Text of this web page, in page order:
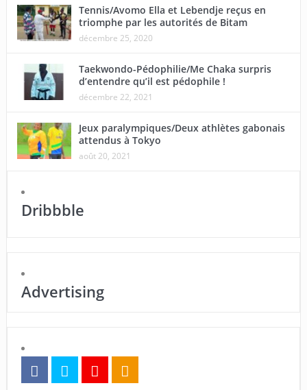
Tennis/Avomo Ella et Lebendje reçus en
triomphe par les autorités de Bitam
décembre 25, 2020
Taekwondo-Pédophilie/Me Chaka surpris
d’entendre qu’il est pédophile !
décembre 22, 2021
Jeux paralympiques/Deux athlètes gabonais
attendus à Tokyo
août 20, 2021
Dribbble
Advertising